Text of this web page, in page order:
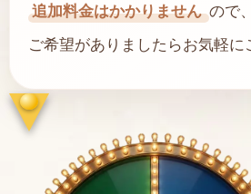
追加料金はかかりません ので、
ご希望がありましたらお気軽に